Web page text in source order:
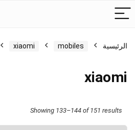
الرئيسية mobiles
xiaomi
xiaomi
Showing 133–144 of 151 results
Sorted
by